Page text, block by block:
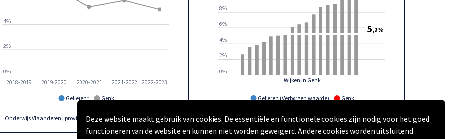
Deze website maakt gebruik van cookies. De essentiële en functionele cookies zijn nodig voor het goed
functioneren van de website en kunnen niet worden geweigerd. Andere cookies worden uitsluitend
Gelieren* Genk
2018-2019 2019-2020 2020-2021 2021-2022 2022-2023
0%
2%
4%
Onderwijs Vlaanderen | provincies.incijfers.be | 2018-2019 - 2022-2023
Gelieren (Verborgen waarde) Genk
Wijken in Genk
0%
2%
4%
6%
8%
5,2%
Onderwijs Vlaanderen | provincies.incijfers.be| 2022-2023